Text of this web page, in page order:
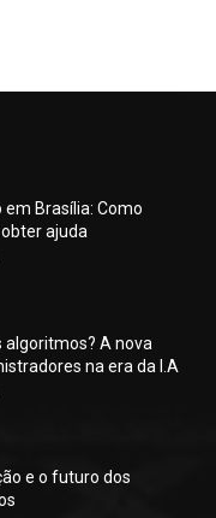
em Brasília: Como
ajuda
algoritmos? A nova
na era da I.A
e o futuro dos